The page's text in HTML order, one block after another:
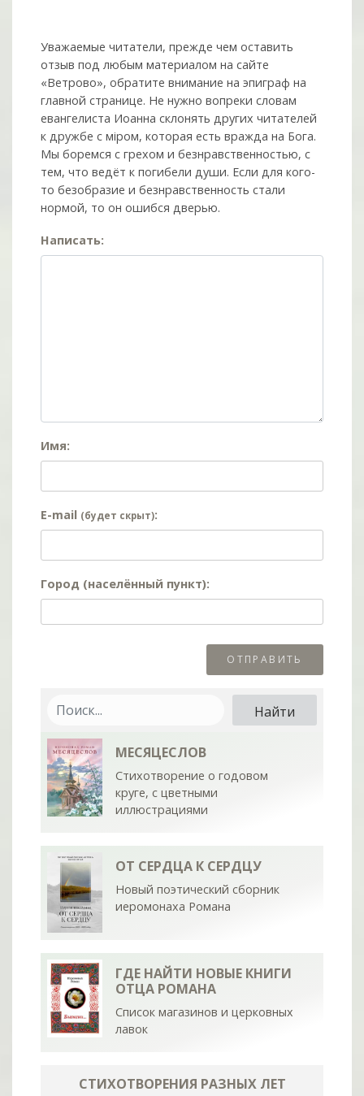
Уважаемые читатели, прежде чем оставить
отзыв под любым материалом на сайте
«Ветрово», обратите внимание на эпиграф на
главной странице. Не нужно вопреки словам
евангелиста Иоанна склонять других читателей
к дружбе с мiром, которая есть вражда на Бога.
Мы боремся с грехом и без­нрав­ствен­ностью, с
тем, что ведёт к погибели души. Если для кого-
то безобразие и безнравственность стали
нормой, то он ошибся дверью.
Написать:
Имя:
E-mail (будет скрыт):
Город (населённый пункт):
МЕСЯЦЕСЛОВ
Стихотворение о годовом
круге, с цветными
иллюстрациями
ОТ СЕРДЦА К СЕРДЦУ
Новый поэтический сборник
иеромонаха Романа
ГДЕ НАЙТИ НОВЫЕ КНИГИ
ОТЦА РОМАНА
Список магазинов и церковных
лавок
СТИХОТВОРЕНИЯ РАЗНЫХ ЛЕТ